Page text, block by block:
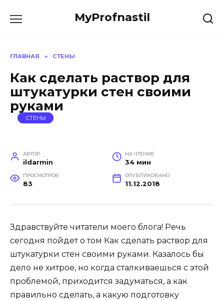
MyProfnastil
ГЛАВНАЯ » СТЕНЫ
Как сделать раствор для
штукатурки стен своими
руками
СТЕНЫ
АВТОР
ildarmin
НА ЧТЕНИЕ
34 мин
ПРОСМОТРОВ
83
ОПУБЛИКОВАНО
11.12.2018
Здравствуйте читатели моего блога! Речь
сегодня пойдет о том Как сделать раствор для
штукатурки стен своими руками. Казалось бы
дело не хитрое, но когда сталкиваешься с этой
проблемой, приходится задуматься, а как
правильно сделать, а какую подготовку